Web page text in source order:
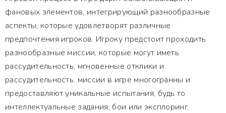
фановых элементов, интегрирующий разнообразные
аспекты, которые удовлетворят различные
предпочтения игроков. Игроку предстоит проходить
разнообразные миссии, которые могут иметь
рассудительность, мгновенные отклики и
рассудительность. миссии в игре многогранны и
предоставляют уникальные испытания, будь то
интеллектуальные задания, бои или эксплоринг.